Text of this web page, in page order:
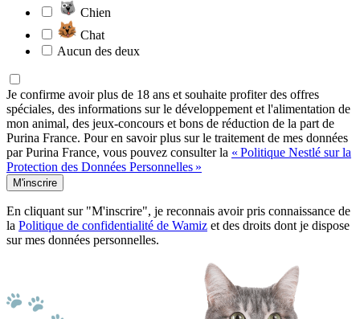
Chien
Chat
Aucun des deux
Je confirme avoir plus de 18 ans et souhaite profiter des offres
spéciales, des informations sur le développement et l'alimentation de
mon animal, des jeux-concours et bons de réduction de la part de
Purina France. Pour en savoir plus sur le traitement de mes données
par Purina France, vous pouvez consulter la « Politique Nestlé sur la
Protection des Données Personnelles »
M'inscrire
En cliquant sur "M'inscrire", je reconnais avoir pris connaissance de
la Politique de confidentialité de Wamiz et des droits dont je dispose
sur mes données personnelles.